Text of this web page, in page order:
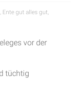
, Ente gut alles gut,
vor der
tüchtig